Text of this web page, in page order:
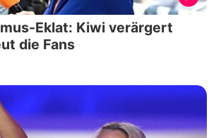
Eklat: Kiwi verärgert
die Fans